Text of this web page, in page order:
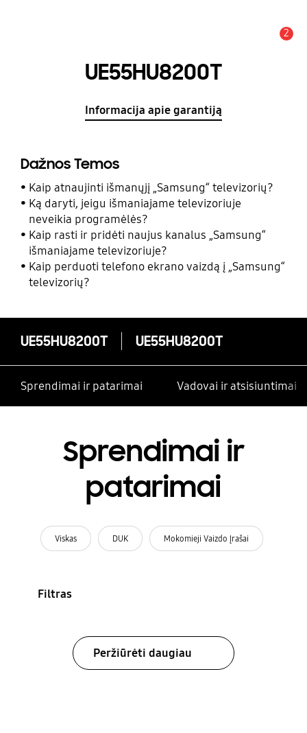
2
UE55HU8200T
Informacija apie garantiją
Dažnos Temos
Kaip atnaujinti išmanųjį „Samsung“ televizorių?
Ką daryti, jeigu išmaniajame televizoriuje
neveikia programėlės?
Kaip rasti ir pridėti naujus kanalus „Samsung“
išmaniajame televizoriuje?
Kaip perduoti telefono ekrano vaizdą į „Samsung“
televizorių?
UE55HU8200T UE55HU8200T
Sprendimai ir patarimai Vadovai ir atsisiuntimai
Sprendimai ir
patarimai
Viskas DUK Mokomieji Vaizdo Įrašai
Filtras
Peržiūrėti daugiau